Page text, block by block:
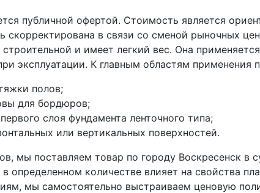
публичной офертой. Стоимость является
скорректирована в связи со сменой рыночных
и имеет легкий вес. Она
эксплуатации. К главным областям применения
полов;
для бордюров;
слоя фундамента ленточного типа;
или вертикальных поверхностей.
мы поставляем товар по городу Воскресенск
определенном количестве влияет на свойства
мы самостоятельно выстраиваем ценовую